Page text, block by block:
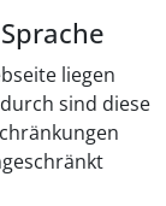
liegen
sind diese